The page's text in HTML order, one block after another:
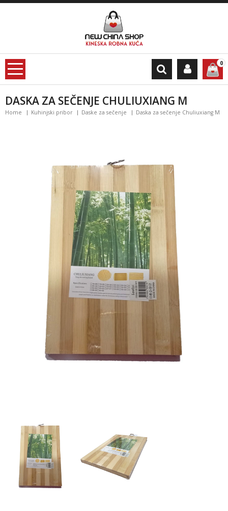
0
DASKA ZA SEČENJE CHULIUXIANG M
Home Kuhinjski pribor Daske za sečenje Daska za sečenje Chuliuxiang M